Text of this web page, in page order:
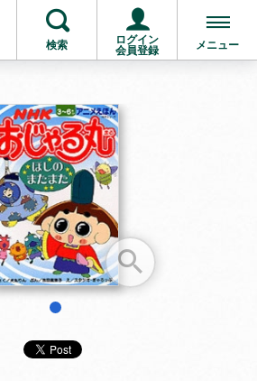
検索
ログイン
会員登録
メニュー
お支払いに進む
他にも商品を買う